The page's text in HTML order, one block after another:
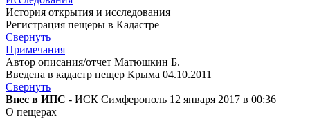
История открытия и исследования
Регистрация пещеры в Кадастре
Свернуть
Примечания
Автор описания/отчет Матюшкин Б.
Введена в кадастр пещер Крыма 04.10.2011
Свернуть
Внес в ИПС - ИСК Симферополь 12 января 2017 в 00:36
О пещерах